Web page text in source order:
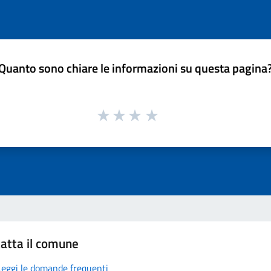
sono chiare le informazioni su questa
il comune
le domande frequenti